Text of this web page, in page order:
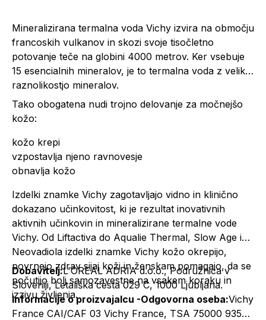
Mineralizirana termalna voda Vichy izvira na območju
francoskih vulkanov in skozi svoje tisočletno
potovanje teče na globini 4000 metrov. Ker vsebuje
15 esencialnih mineralov, je to termalna voda z veliko
raznolikostjo mineralov.
Tako obogatena nudi trojno delovanje za močnejšo
kožo:
kožo krepi
vzpostavlja njeno ravnovesje
obnavlja kožo
Izdelki znamke Vichy zagotavljajo vidno in klinično
dokazano učinkovitost, ki je rezultat inovativnih
aktivnih učinkovin in mineralizirane termalne vode
Vichy. Od Liftactiva do Aqualie Thermal, Slow Age in
Neovadiola izdelki znamke Vichy kožo okrepijo,
povrnejo zdrav sijaj koži in ženskam pomagajo, da se
počutijo bolj samozavestne na vsakem koraku in
izzivu življenja.
Dobavitelj:L'OREAL ADRIA d.o.o., Podružnica v
Sloveniji, Letališka cesta 029 C, 1000 Ljubljana.
Informacije o proizvajalcu -Odgovorna oseba:Vichy
France CAI/CAF 03 Vichy France, TSA 75000 93584